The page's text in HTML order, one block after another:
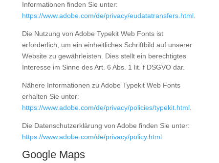
Informationen finden Sie unter:
https://www.adobe.com/de/privacy/eudatatransfers.html.
Die Nutzung von Adobe Typekit Web Fonts ist
erforderlich, um ein einheitliches Schriftbild auf unserer
Website zu gewährleisten. Dies stellt ein berechtigtes
Interesse im Sinne des Art. 6 Abs. 1 lit. f DSGVO dar.
Nähere Informationen zu Adobe Typekit Web Fonts
erhalten Sie unter:
https://www.adobe.com/de/privacy/policies/typekit.html.
Die Datenschutzerklärung von Adobe finden Sie unter:
https://www.adobe.com/de/privacy/policy.html
Google Maps